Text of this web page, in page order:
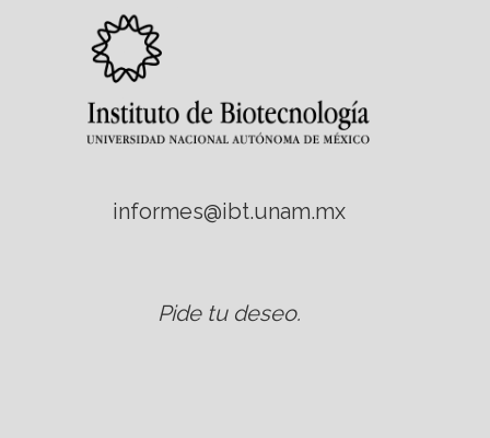
informes@ibt.unam.mx
Pide tu deseo.